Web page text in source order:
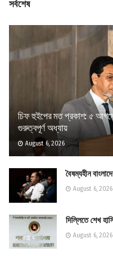
সর্বশেষ
চিফ হুইপের মত প্রকাশ: ৫
গুরুত্বপূর্ণ অধ্যায়
August 6, 2026
বৈষম্যহীন
August 6, 2026
দিল্লিতে শেখ
August 6, 2026